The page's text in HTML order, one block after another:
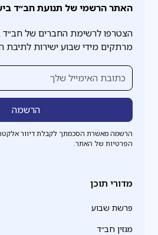
האתר הרשמי של תנועת חב״ד
הצטרפו לרשימת החברים של חב״ד
מרתקים מידי שבוע ישירות לתיבת
הרשמה מאשרת הסכמתך לקבלת דיוור
הפרטיות של האתר.
מדורי תוכן
פרשת שבוע
מגזין חב״ד